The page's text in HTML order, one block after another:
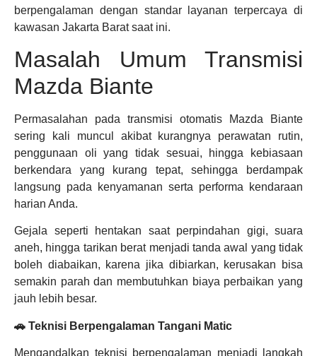
berpengalaman dengan standar layanan terpercaya di
kawasan Jakarta Barat saat ini.
Masalah Umum Transmisi
Mazda Biante
Permasalahan pada transmisi otomatis Mazda Biante
sering kali muncul akibat kurangnya perawatan rutin,
penggunaan oli yang tidak sesuai, hingga kebiasaan
berkendara yang kurang tepat, sehingga berdampak
langsung pada kenyamanan serta performa kendaraan
harian Anda.
Gejala seperti hentakan saat perpindahan gigi, suara
aneh, hingga tarikan berat menjadi tanda awal yang tidak
boleh diabaikan, karena jika dibiarkan, kerusakan bisa
semakin parah dan membutuhkan biaya perbaikan yang
jauh lebih besar.
🚗 Teknisi Berpengalaman Tangani Matic
Mengandalkan teknisi berpengalaman menjadi langkah